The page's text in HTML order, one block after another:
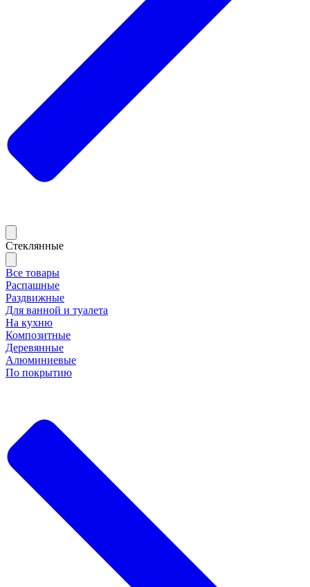
Стеклянные
Все товары
Распашные
Раздвижные
Для ванной и туалета
На кухню
Композитные
Деревянные
Алюминиевые
По покрытию